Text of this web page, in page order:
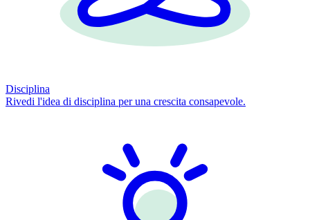
Disciplina
Rivedi l'idea di disciplina per una crescita consapevole.